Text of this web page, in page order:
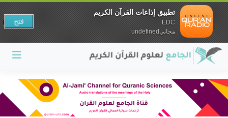
تطبيق إذاعات القرآن الكريم
EDC
مجانيundefined
فتح